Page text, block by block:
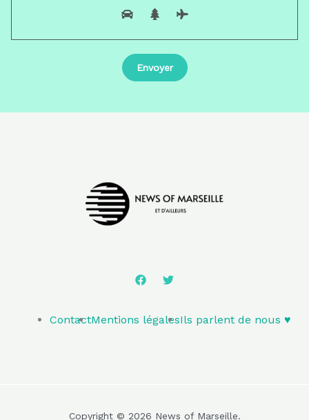
ContactMentions légalesIls parlent de nous ♥️
Copyright © 2026 News of Marseille.